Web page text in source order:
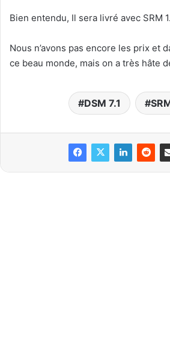
Bien entendu, Il sera livré avec SRM
Nous n’avons pas encore les prix et
ce beau monde, mais on a très hâte
DSM 7.1